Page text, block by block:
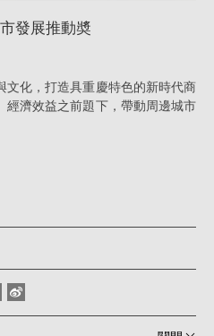
_
息
｜
建
發展推動奬
文化，打造具重慶特色的新時代商
經濟效益之前題下，帶動周邊城市